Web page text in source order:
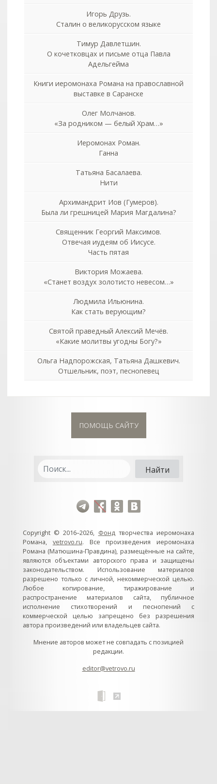
Игорь Друзь.
Сталин о великорусском языке
Тимур Давлетшин.
О кочетковцах и письме отца Павла
Адельгейма
Книги иеромонаха Романа на православной
выставке в Саранске
Олег Молчанов.
«За родником — белый Храм…»
Иеромонах Роман.
Ганна
Татьяна Басалаева.
Нити
Архимандрит Иов (Гумеров).
Была ли грешницей Мария Магдалина?
Священник Георгий Максимов.
Отвечая иудеям об Иисусе.
Часть пятая
Виктория Можаева.
«Станет воздух золотисто невесом…»
Людмила Ильюнина.
Как стать верующим?
Святой праведный Алексий Мечёв.
«Какие молитвы угодны Богу?»
Ольга Надпорожская, Татьяна Дашкевич.
Отшельник, поэт, песнопевец
ПОМОЩЬ САЙТУ
Copyright © 2016–2026, Фондтворчества иеромонаха
Романа, vetrovo.ru. Все произведения иеромонаха
Романа (Матюшина-Правдина), размещённые на сайте,
являются объектами авторского права и защищены
законодательством. Использование материалов
разрешено только с личной, некоммерческой целью.
Любое копирование, тиражирование и
распространение материалов сайта, публичное
исполнение стихотворений и песнопений с
коммерческой целью запрещено без разрешения
автора произведений или владельцев сайта.
Мнение авторов может не совпадать с позицией
редакции.
editor@vetrovo.ru